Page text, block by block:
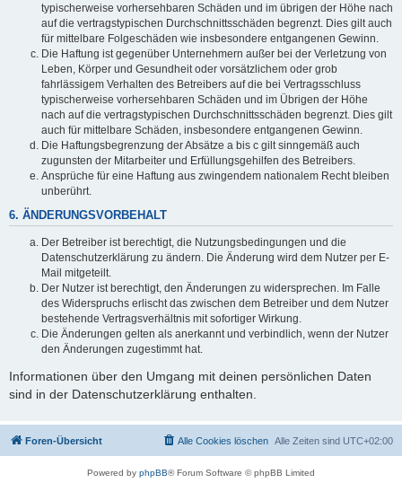
typischerweise vorhersehbaren Schäden und im übrigen der Höhe nach
auf die vertragstypischen Durchschnittsschäden begrenzt. Dies gilt auch
für mittelbare Folgeschäden wie insbesondere entgangenen Gewinn.
Die Haftung ist gegenüber Unternehmern außer bei der Verletzung von
Leben, Körper und Gesundheit oder vorsätzlichem oder grob
fahrlässigem Verhalten des Betreibers auf die bei Vertragsschluss
typischerweise vorhersehbaren Schäden und im Übrigen der Höhe
nach auf die vertragstypischen Durchschnittsschäden begrenzt. Dies gilt
auch für mittelbare Schäden, insbesondere entgangenen Gewinn.
Die Haftungsbegrenzung der Absätze a bis c gilt sinngemäß auch
zugunsten der Mitarbeiter und Erfüllungsgehilfen des Betreibers.
Ansprüche für eine Haftung aus zwingendem nationalem Recht bleiben
unberührt.
6. ÄNDERUNGSVORBEHALT
Der Betreiber ist berechtigt, die Nutzungsbedingungen und die
Datenschutzerklärung zu ändern. Die Änderung wird dem Nutzer per E-
Mail mitgeteilt.
Der Nutzer ist berechtigt, den Änderungen zu widersprechen. Im Falle
des Widerspruchs erlischt das zwischen dem Betreiber und dem Nutzer
bestehende Vertragsverhältnis mit sofortiger Wirkung.
Die Änderungen gelten als anerkannt und verbindlich, wenn der Nutzer
den Änderungen zugestimmt hat.
Informationen über den Umgang mit deinen persönlichen Daten
sind in der Datenschutzerklärung enthalten.
Foren-Übersicht Alle Zeiten sind UTC+02:00
Alle Cookies löschen
Powered by phpBB® Forum Software © phpBB Limited